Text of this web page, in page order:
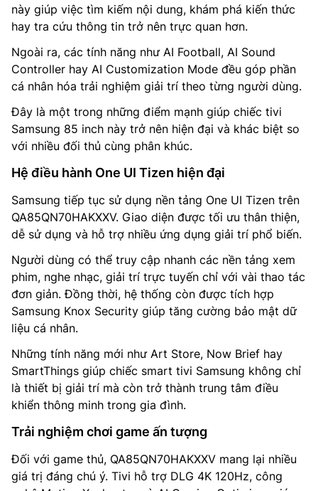
này giúp việc tìm kiếm nội dung, khám phá kiến thức
hay tra cứu thông tin trở nên trực quan hơn.
Ngoài ra, các tính năng như AI Football, AI Sound
Controller hay AI Customization Mode đều góp phần
cá nhân hóa trải nghiệm giải trí theo từng người dùng.
Đây là một trong những điểm mạnh giúp chiếc tivi
Samsung 85 inch này trở nên hiện đại và khác biệt so
với nhiều đối thủ cùng phân khúc.
Hệ điều hành One UI Tizen hiện đại
Samsung tiếp tục sử dụng nền tảng One UI Tizen trên
QA85QN70HAKXXV. Giao diện được tối ưu thân thiện,
dễ sử dụng và hỗ trợ nhiều ứng dụng giải trí phổ biến.
Người dùng có thể truy cập nhanh các nền tảng xem
phim, nghe nhạc, giải trí trực tuyến chỉ với vài thao tác
đơn giản. Đồng thời, hệ thống còn được tích hợp
Samsung Knox Security giúp tăng cường bảo mật dữ
liệu cá nhân.
Những tính năng mới như Art Store, Now Brief hay
SmartThings giúp chiếc smart tivi Samsung không chỉ
là thiết bị giải trí mà còn trở thành trung tâm điều
khiển thông minh trong gia đình.
Trải nghiệm chơi game ấn tượng
Đối với game thủ, QA85QN70HAKXXV mang lại nhiều
giá trị đáng chú ý. Tivi hỗ trợ DLG 4K 120Hz, công